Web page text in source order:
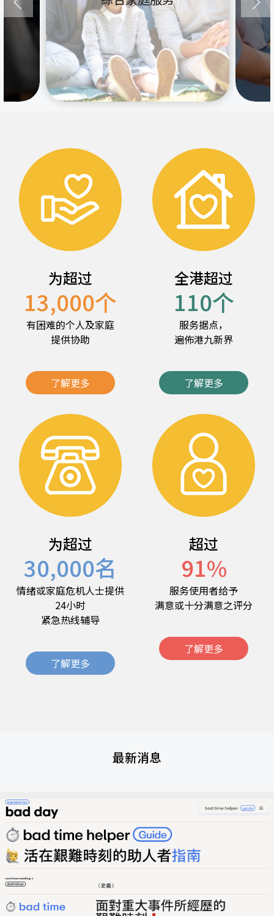
为超过
13,000个
有困难的个人及家庭
提供协助
了解更多
全港超过
110个
服务据点，
遍佈港九新界
了解更多
为超过
30,000名
情绪或家庭危机人士提供
24小时
紧急热线辅导
了解更多
超过
91%
服务使用者给予
满意或十分满意之评分
了解更多
最新消息